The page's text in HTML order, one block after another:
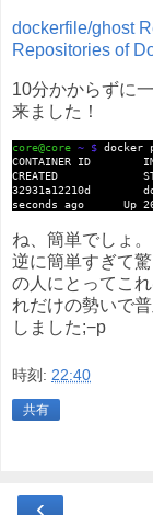
dockerfile/ghost
Repositories of
10分かからずに
来ました！
core@core ~ $ docker
CREATED
32931a12210d
seconds ago Up
ね、簡単でしょ。
逆に簡単すぎて
の人にとってこ
れだけの勢いで
しました;−p
時刻: 22:40
共有
‹